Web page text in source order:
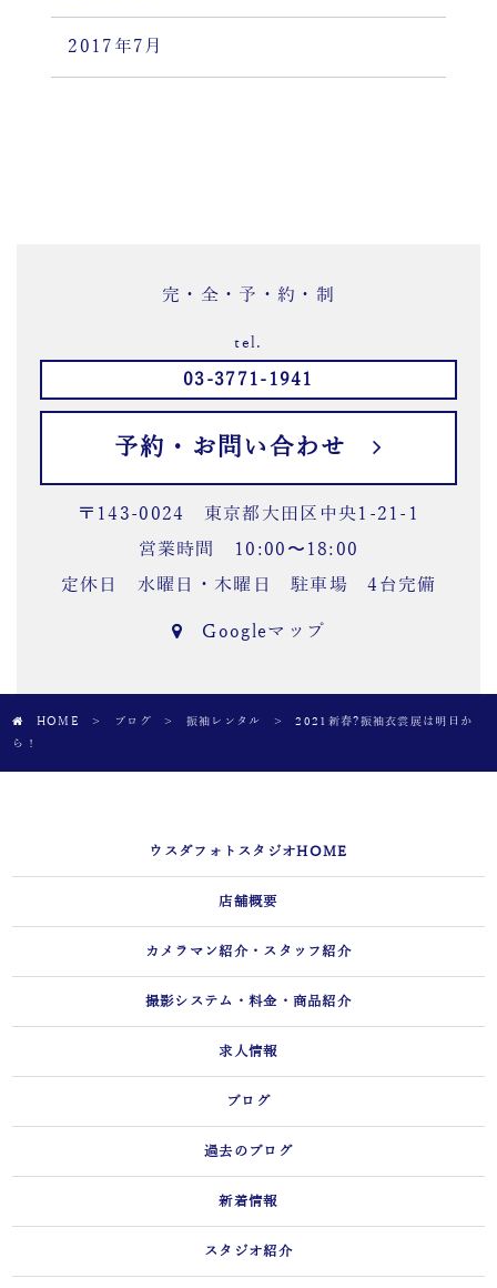
2017年7月
完・全・予・約・制
tel.
03-3771-1941
予約・お問い合わせ
〒143-0024 東京都大田区中央1-21-1
営業時間 10:00〜18:00
定休日 水曜日・木曜日 駐車場 4台完備
Googleマップ
HOME > ブログ > 振袖レンタル >2021新春?振袖衣裳展は明日か
ら！
ウスダフォトスタジオHOME
店舗概要
カメラマン紹介・スタッフ紹介
撮影システム・料金・商品紹介
求人情報
ブログ
過去のブログ
新着情報
スタジオ紹介